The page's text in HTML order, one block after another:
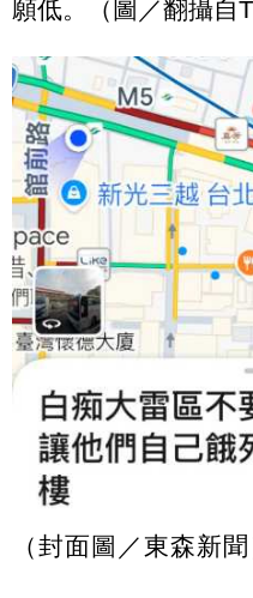
願低。（圖／翻攝自
（封面圖／東森新聞